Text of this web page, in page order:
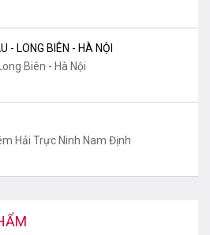
- LONG BIÊN - HÀ NỘI
Biên - Hà Nội
Hải Trực Ninh Nam Định